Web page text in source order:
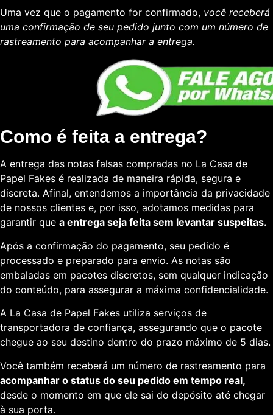
Uma vez que o pagamento for confirmado, você receberá
uma confirmação de seu pedido junto com um número de
rastreamento para acompanhar a entrega.
Como é feita a entrega?
A entrega das notas falsas compradas no La Casa de
Papel Fakes é realizada de maneira rápida, segura e
discreta. Afinal, entendemos a importância da privacidade
de nossos clientes e, por isso, adotamos medidas para
garantir que a entrega seja feita sem levantar suspeitas.
Após a confirmação do pagamento, seu pedido é
processado e preparado para envio. As notas são
embaladas em pacotes discretos, sem qualquer indicação
do conteúdo, para assegurar a máxima confidencialidade.
A La Casa de Papel Fakes utiliza serviços de
transportadora de confiança, assegurando que o pacote
chegue ao seu destino dentro do prazo máximo de 5 dias.
Você também receberá um número de rastreamento para
acompanhar o status do seu pedido em tempo real,
desde o momento em que ele sai do depósito até chegar
à sua porta.